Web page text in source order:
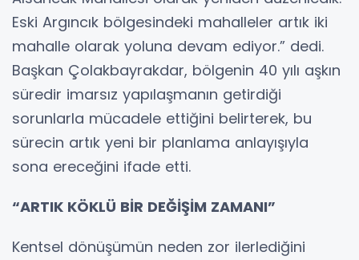
Eski Argıncık bölgesindeki mahalleler artık iki
mahalle olarak yoluna devam ediyor.” dedi.
Başkan Çolakbayrakdar, bölgenin 40 yılı aşkın
süredir imarsız yapılaşmanın getirdiği
sorunlarla mücadele ettiğini belirterek, bu
sürecin artık yeni bir planlama anlayışıyla
sona ereceğini ifade etti.
“ARTIK KÖKLÜ BİR DEĞİŞİM ZAMANI”
Kentsel dönüşümün neden zor ilerlediğini